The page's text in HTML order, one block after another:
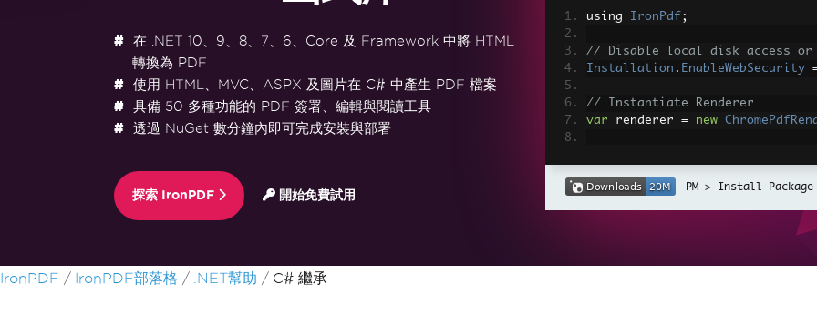
在 .NET 10、9、8、7、6、Core 及 Framework 中將 HTML
轉換為 PDF
使用 HTML、MVC、ASPX 及圖片在 C# 中產生 PDF 檔案
具備 50 多種功能的 PDF 簽署、編輯與閱讀工具
透過 NuGet 數分鐘內即可完成安裝與部署
探索 IronPDF 開始免費試用
using IronPdf ;
// Disable local disk access or
Installation . EnableWebSecurity
// Instantiate Renderer
var renderer = new
Install-
跳至頁尾內容
IronPDF IronPDF部落格 .NET幫助 C# 繼承